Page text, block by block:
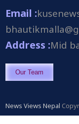
Email :
Address :Mid
Our Team
News Views Nepal